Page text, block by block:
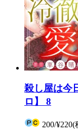
殺し屋は今
ロ】 8
200/¥220(